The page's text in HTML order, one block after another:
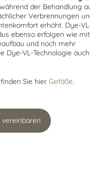
der Behandlung
Verbrennungen
erhöht. Dye-
ebenso erfolgen wie
und noch mehr
Dye-VL-Technologie
Sie hierGefäße.